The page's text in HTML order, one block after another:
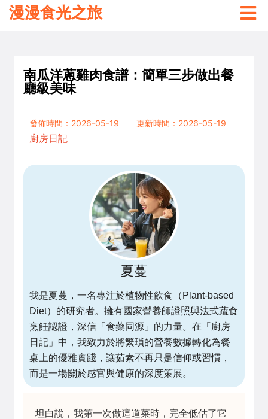
漫漫食光之旅
南瓜洋蔥雞肉食譜：簡單三步做出餐
廳級美味
發佈時間：2026-05-19
更新時間：2026-05-19
廚房日記
夏蔓
我是夏蔓，一名專注於植物性飲食（Plant-based
Diet）的研究者。擁有國家營養師證照與法式蔬食
烹飪認證，深信「食藥同源」的力量。在「廚房
日記」中，我致力於將繁瑣的營養數據轉化為餐
桌上的優雅實踐，讓茹素不再只是信仰或習慣，
而是一場關於感官與健康的深度策展。
坦白說，我第一次做這道菜時，完全低估了它